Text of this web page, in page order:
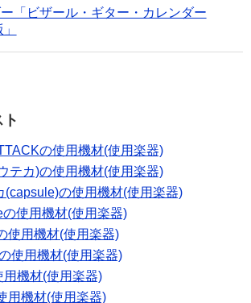
「ビザール・ギター・カレンダー
の使用機材(使用楽器)
テカ)の使用機材(使用楽器)
(capsule)の使用機材(使用楽器)
の使用機材(使用楽器)
使用機材(使用楽器)
使用機材(使用楽器)
用機材(使用楽器)
用機材(使用楽器)